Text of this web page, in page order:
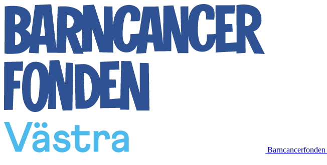
Barncancerfonden